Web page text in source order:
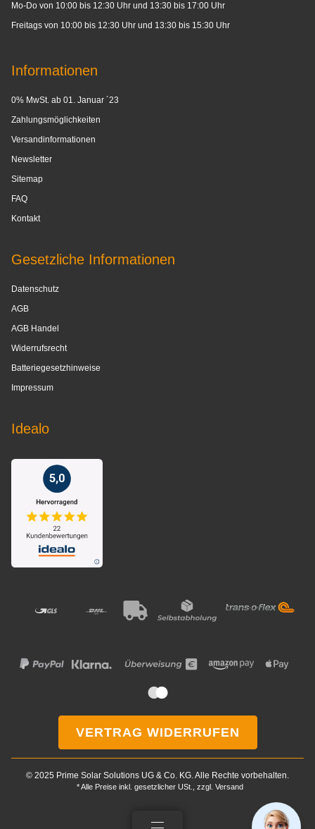
Mo-Do von 10:00 bis 12:30 Uhr und 13:30 bis 17:00 Uhr
Freitags von 10:00 bis 12:30 Uhr und 13:30 bis 15:30 Uhr
Informationen
0% MwSt. ab 01. Januar ´23
Zahlungsmöglichkeiten
Versandinformationen
Newsletter
Sitemap
FAQ
Kontakt
Gesetzliche Informationen
Datenschutz
AGB
AGB Handel
Widerrufsrecht
Batteriegesetzhinweise
Impressum
Idealo
VERTRAG WIDERRUFEN
© 2025 Prime Solar Solutions UG & Co. KG. Alle Rechte vorbehalten.
* Alle Preise inkl. gesetzlicher USt., zzgl. Versand
helfen?